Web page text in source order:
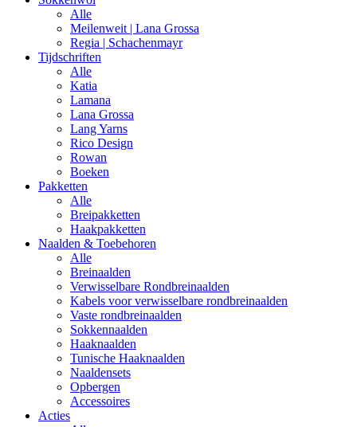
Alle
Meilenweit | Lana Grossa
Regia | Schachenmayr
Tijdschriften
Alle
Katia
Lamana
Lana Grossa
Lang Yarns
Rico Design
Rowan
Boeken
Pakketten
Alle
Breipakketten
Haakpakketten
Naalden & Toebehoren
Alle
Breinaalden
Verwisselbare Rondbreinaalden
Kabels voor verwisselbare rondbreinaalden
Vaste rondbreinaalden
Sokkennaalden
Haaknaalden
Tunische Haaknaalden
Naaldensets
Opbergen
Accessoires
Acties